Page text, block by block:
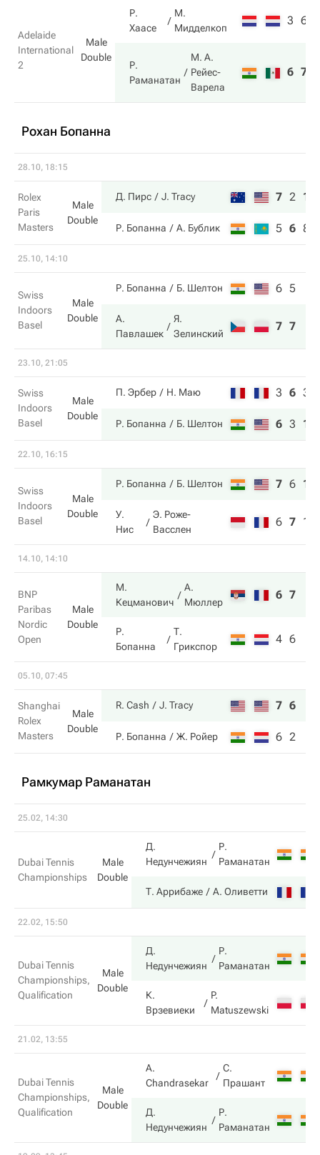
Adelaide
International
2
Male
Double
Р.
Хаасе
М.
Мидделкоп
3 6
Р.
Раманатан
М. А.
Рейес-
Варела
6 7
Рохан Бопанна
28.10, 18:15
Rolex
Paris
Masters
Male
Double
Д. Пирс J. Tracy 7 2 10
Р. Бопанна А. Бублик 5 6 8
25.10, 14:10
Swiss
Indoors
Basel
Male
Double
Р. Бопанна Б. Шелтон 6 5
А.
Павлашек
Я.
Зелинский
7 7
23.10, 21:05
Swiss
Indoors
Basel
Male
Double
П. Эрбер Н. Маю 3 6 3
Р. Бопанна Б. Шелтон 6 3 10
22.10, 16:15
Swiss
Indoors
Basel
Male
Double
Р. Бопанна Б. Шелтон 7 6 10
У.
Нис
Э. Роже-
Васслен
6 7 1
14.10, 14:10
BNP
Paribas
Nordic
Open
Male
Double
М.
Кецманович
А.
Мюллер
6 7
Р.
Бопанна
Т.
Грикспор
4 6
05.10, 07:45
Shanghai
Rolex
Masters
Male
Double
R. Cash J. Tracy 7 6
Р. Бопанна Ж. Ройер 6 2
Рамкумар Раманатан
25.02, 14:30
Dubai Tennis
Championships
Male
Double
Д.
Недунчежиян
Р.
Раманатан
Т. Аррибаже А. Оливетти
22.02, 15:50
Dubai Tennis
Championships,
Qualification
Male
Double
Д.
Недунчежиян
Р.
Раманатан
К.
Врзевиеки
P.
Matuszewski
21.02, 13:55
Dubai Tennis
Championships,
Qualification
Male
Double
A.
Chandrasekar
С.
Прашант
Д.
Недунчежиян
Р.
Раманатан